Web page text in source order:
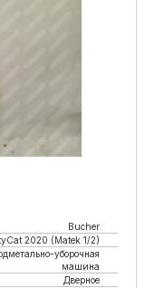
Bucher
2020 (Matek 1/2)
уборочная
машина
Дверное